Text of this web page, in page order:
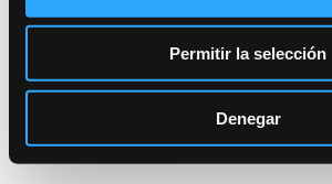
Permitir la selección
Denegar